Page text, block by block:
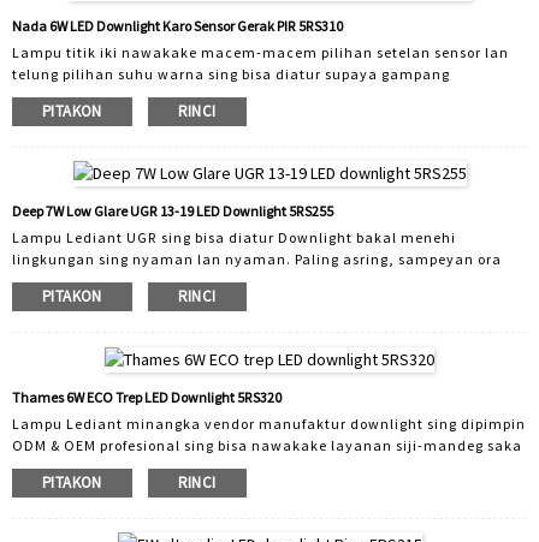
produk sing dibukak alat lan duwe inovasi dhewe ...
Nada 6W LED Downlight Karo Sensor Gerak PIR 5RS310
Lampu titik iki nawakake macem-macem pilihan setelan sensor lan
telung pilihan suhu warna sing bisa diatur supaya gampang
disesuaikan kanggo kabutuhan pangguna. Bisa kanthi otomatis
ngaktifake lampu nalika ngrasakake gerakan lan OFF sawise ora ana
minangka alasan sing apik kanggo nginstal sensor. Gampang instalasi
ndadekake sensor solusi biaya-efektif kanggo construction anyar lan
aplikasi panggantos. FAQ: P: Kepiye carane ...
PITAKON RINCI
Deep 7W Low Glare UGR 13-19 LED Downlight 5RS255
Lampu Lediant UGR sing bisa diatur Downlight bakal menehi
lingkungan sing nyaman lan nyaman. Paling asring, sampeyan ora
bakal sok dong mirsani lampu kasebut urip, nggawe atmosfer dadi
nyaman lan nyenengake. Kajaba UGR sing apik, duwe desain estetis,
energi: siji modul LED nuduhake akeh bezel sing bisa diganti. Luwes
ing antarane 3 suhu warna sing beda: 2700K, 3000K, 4000K bisa nyuda
biaya transportasi lan ...
PITAKON RINCI
Thames 6W ECO Trep LED Downlight 5RS320
Lampu Lediant minangka vendor manufaktur downlight sing dipimpin
ODM & OEM profesional sing bisa nawakake layanan siji-mandeg saka
desain produk, perkakas, desain paket & nggawe video. Kabeh lampu
mudhun sing dipimpin digawe ing Lampu Lediant dirancang dhewe
ODM sing kuwat. Luwih saka 30 insinyur desain lan insinyur R&D sing
PITAKON RINCI